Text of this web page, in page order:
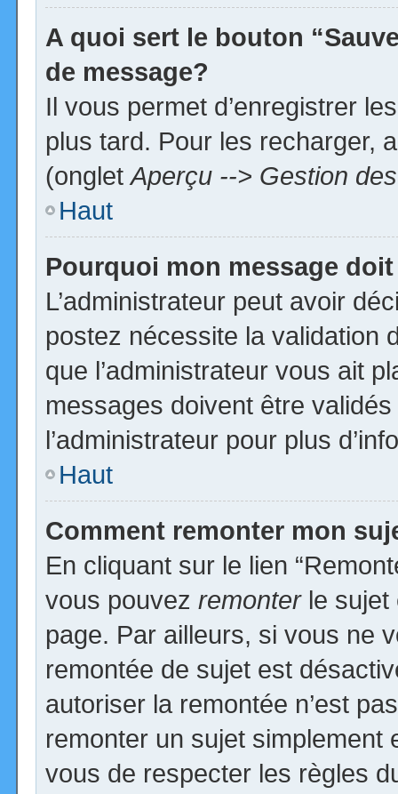
A quoi sert le bouton
de message?
Il vous permet d’enregistrer
plus tard. Pour les recharger,
(ongletAperçu --> Gestion
Haut
Pourquoi mon message
L’administrateur peut avoir
postez nécessite la validation
que l’administrateur vous ait
messages doivent être
l’administrateur pour plus
Haut
Comment remonter mon
En cliquant sur le lien
vous pouvez remonterle sujet
page. Par ailleurs, si vous ne
remontée de sujet est
autoriser la remontée n’est
remonter un sujet
vous de respecter les règles